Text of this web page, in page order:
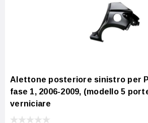
Alettone posteriore sinistro per
fase 1, 2006-2009, (modello 5
verniciare